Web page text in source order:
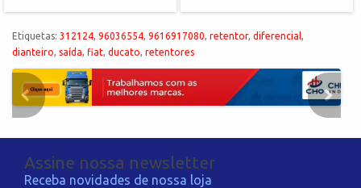
Etiquetas: 312124, 96036554, 9616917080, retentor, diferencial,
dianteiro, saída, fiat, ducato, retentores
Assine nossa newsletter
Receba novidades de nossa loja